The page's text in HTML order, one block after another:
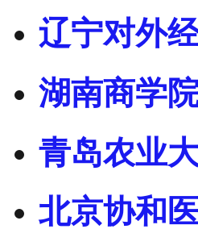
辽宁对外
湖南商学
青岛农业
北京协和